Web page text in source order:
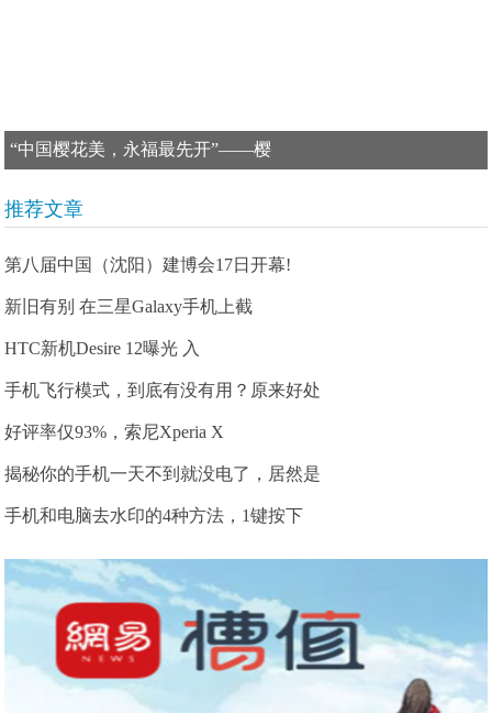
“中国樱花美，永福最先开”——樱
推荐文章
第八届中国（沈阳）建博会17日开幕!
新旧有别 在三星Galaxy手机上截
HTC新机Desire 12曝光 入
手机飞行模式，到底有没有用？原来好处
好评率仅93%，索尼Xperia X
揭秘你的手机一天不到就没电了，居然是
手机和电脑去水印的4种方法，1键按下